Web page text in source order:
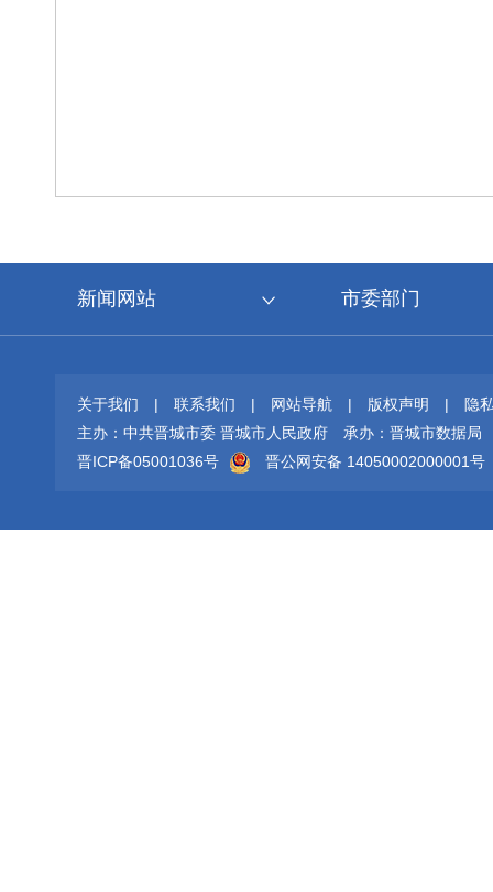
新闻网站 市委部门
关于我们 | 联系我们 | 网站导航 | 版权声明 |
隐
主办：中共晋城市委 晋城市人民政府
承办：晋城市数据局
晋ICP备05001036号
晋公网安备 14050002000001号